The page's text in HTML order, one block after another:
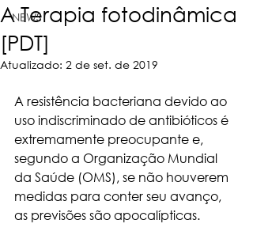
NEWS
A Terapia fotodinâmica
[PDT]
Atualizado: 2 de set. de 2019
A resistência bacteriana devido ao
uso indiscriminado de antibióticos é
extremamente preocupante e,
segundo a Organização Mundial
da Saúde (OMS), se não houverem
medidas para conter seu avanço,
as previsões são apocalípticas.